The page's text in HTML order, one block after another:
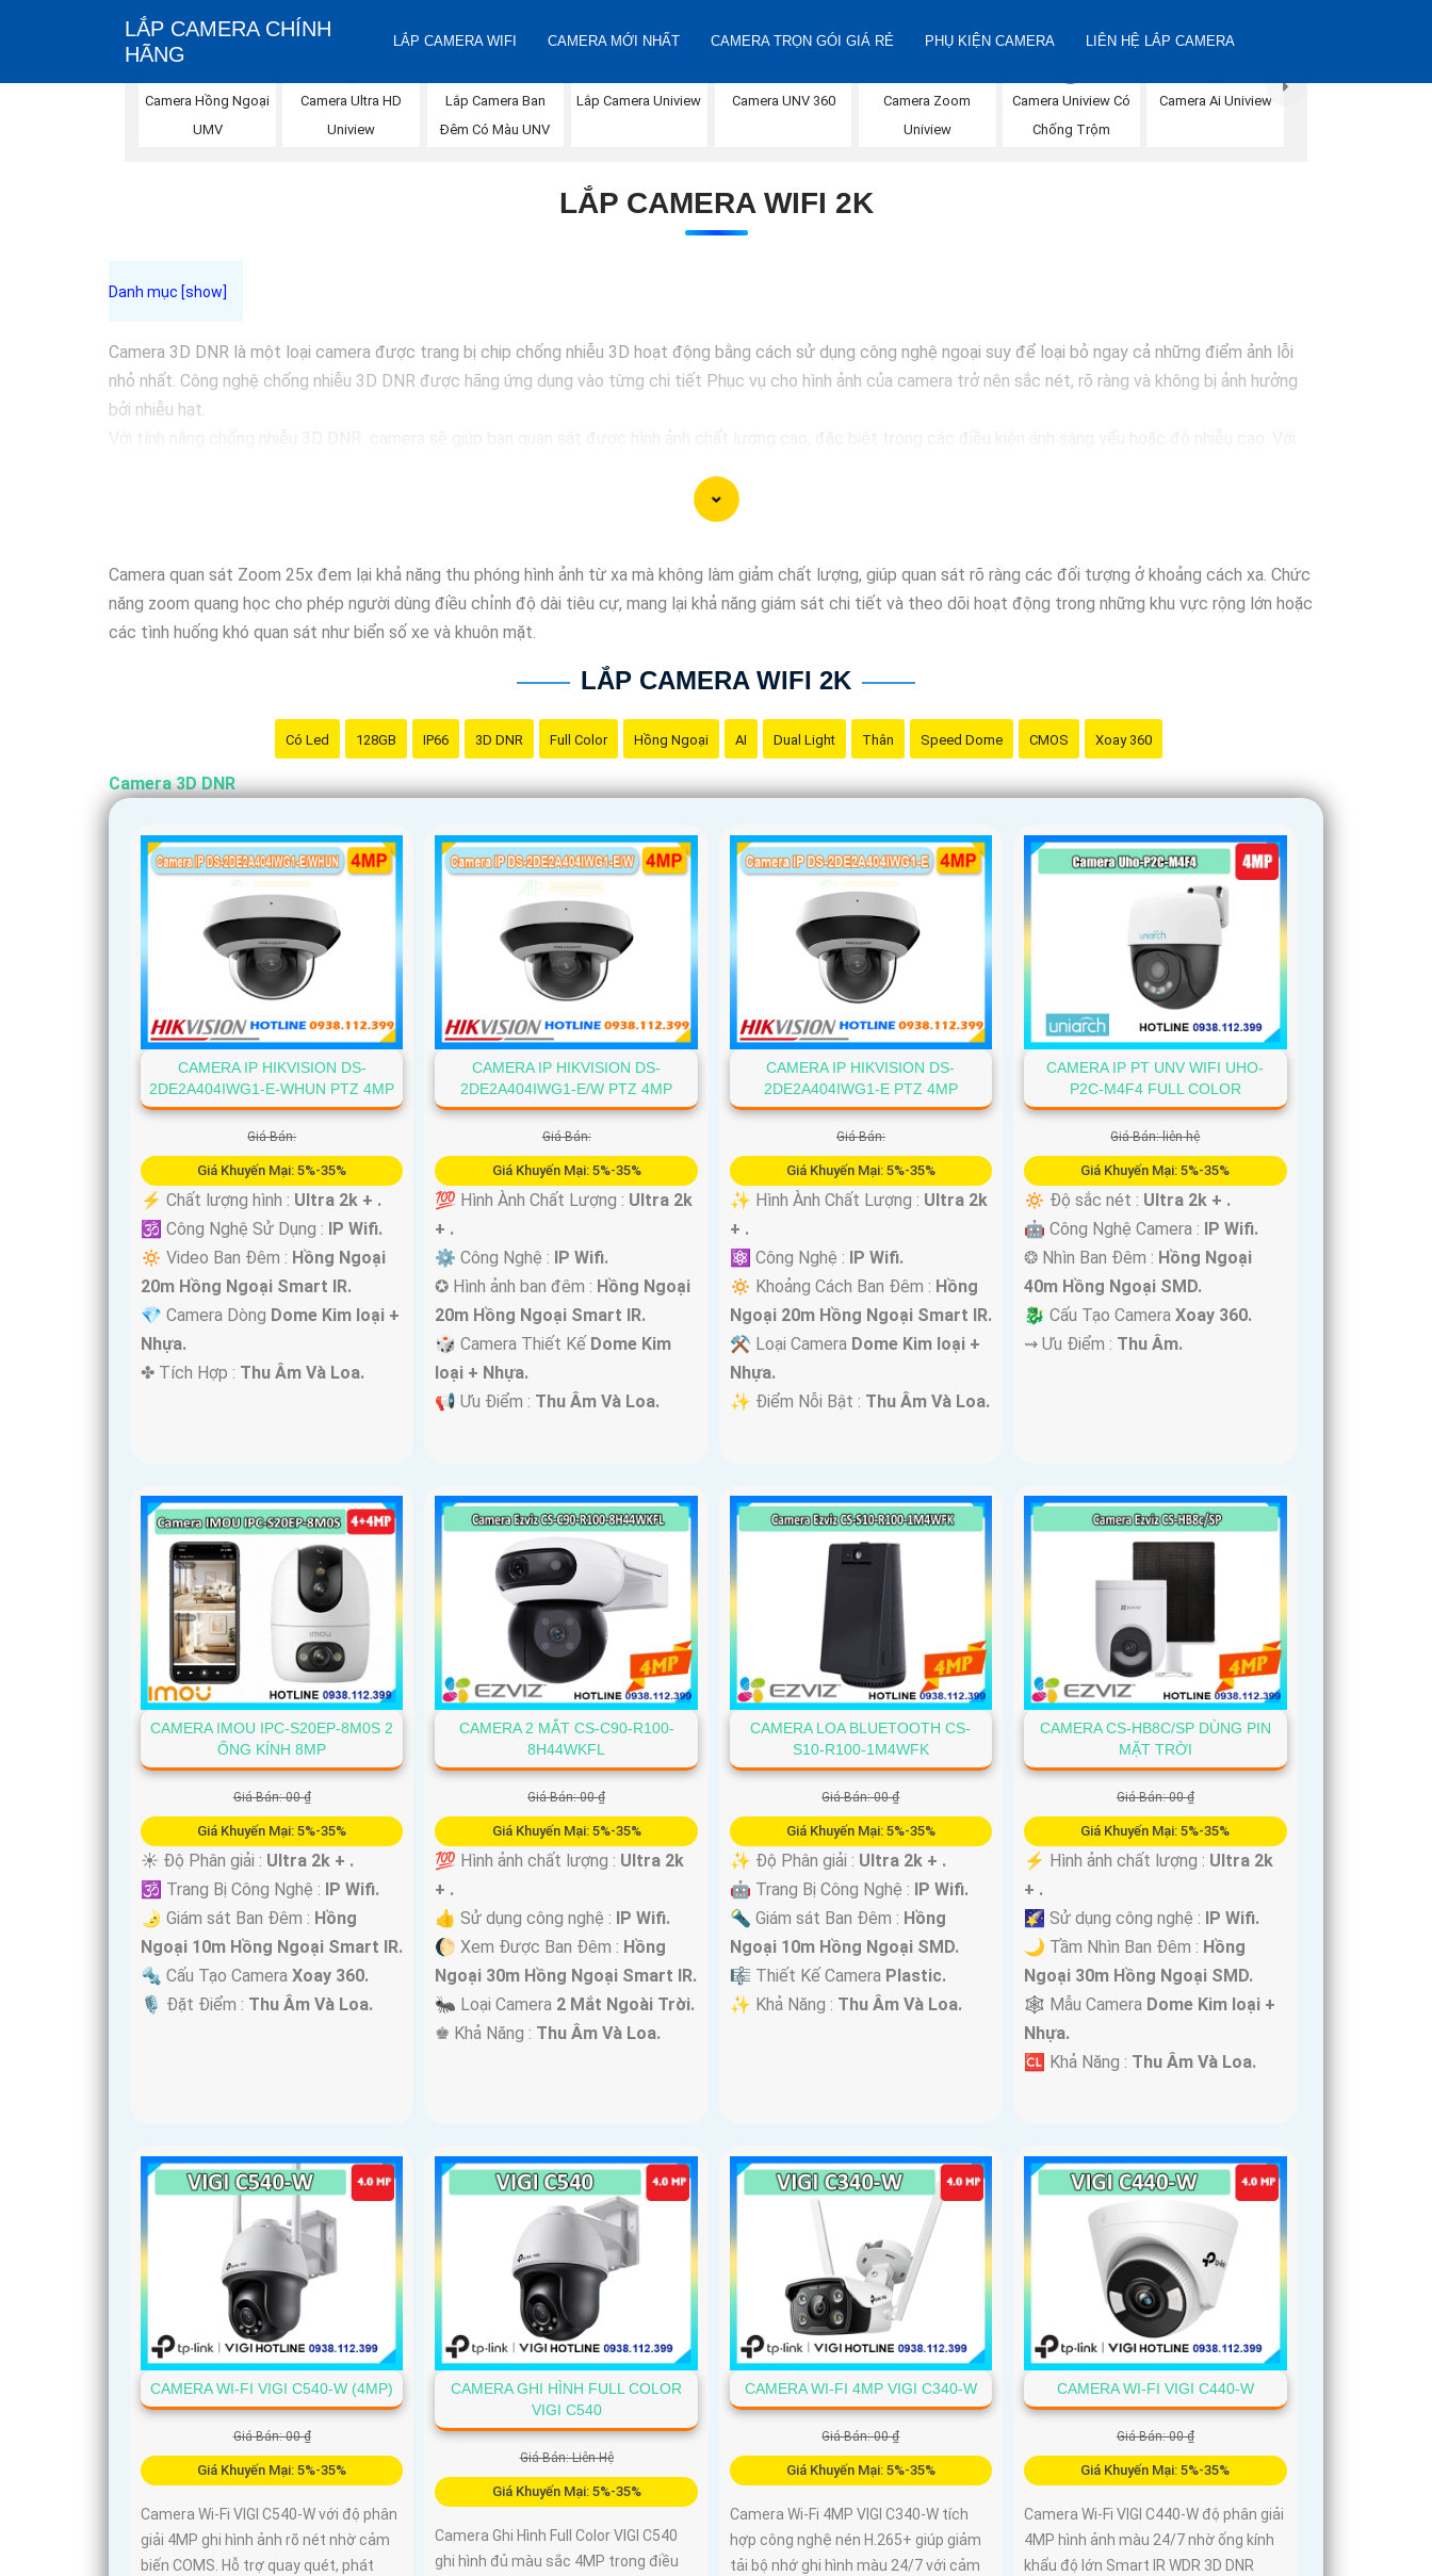
LẮP CAMERA CHÍNH
HÃNG
LẮP CAMERA WIFI CAMERA MỚI NHẤT CAMERA TRỌN GÓI GIÁ RẺ PHỤ KIỆN CAMERA LIÊN HỆ LẮP CAMERA
Camera Hồng Ngoại
UMV
Camera Ultra HD
Uniview
Lắp Camera Ban
Đêm Có Màu UNV
Lắp Camera Uniview Camera UNV 360
Camera Zoom
Uniview
Camera Uniview Có
Chống Trộm
Camera Ai Uniview
LẮP CAMERA WIFI 2K
Camera 3D DNR là một loại camera được trang bị chip chống nhiễu 3D hoạt động bằng cách sử dụng công nghệ ngoại suy để loại bỏ ngay cả những điểm ảnh lỗi
nhỏ nhất. Công nghệ chống nhiễu 3D DNR được hãng ứng dụng vào từng chi tiết Phục vụ cho hình ảnh của camera trở nên sắc nét, rõ ràng và không bị ảnh hưởng
bởi nhiễu hạt.
Camera quan sát Zoom 25x đem lại khả năng thu phóng hình ảnh từ xa mà không làm giảm chất lượng, giúp quan sát rõ ràng các đối tượng ở khoảng cách xa. Chức
năng zoom quang học cho phép người dùng điều chỉnh độ dài tiêu cự, mang lại khả năng giám sát chi tiết và theo dõi hoạt động trong những khu vực rộng lớn hoặc
các tình huống khó quan sát như biển số xe và khuôn mặt.
LẮP CAMERA WIFI 2K
Có Led 128GB IP66 3D DNR Full Color Hồng Ngoại AI Dual Light Thân Speed Dome CMOS Xoay 360
Camera 3D DNR
CAMERA IP HIKVISION DS-
2DE2A404IWG1-E-WHUN PTZ 4MP
Giá Bán:
Giá Khuyến Mại: 5%-35%
️⚡ Chất lượng hình : Ultra 2k + .
🕉️ Công Nghệ Sử Dụng :
IP Wifi.
🔅 Video Ban Đêm : Hồng Ngoại
20m Hồng Ngoại Smart IR.
💎 Camera Dòng Dome Kim loại +
Nhựa.
️✤ Tích Hợp : Thu Âm Và Loa.
CAMERA IP HIKVISION DS-
2DE2A404IWG1-E/W PTZ 4MP
Giá Bán:
Giá Khuyến Mại: 5%-35%
💯 Hình Ành Chất Lượng : Ultra 2k
+ .
⚙ Công Nghệ :
IP Wifi.
✪ Hình ảnh ban đêm : Hồng Ngoại
20m Hồng Ngoại Smart IR.
🎲 Camera Thiết Kế Dome Kim
loại + Nhựa.
️📢 Ưu Điểm : Thu Âm Và Loa.
CAMERA IP HIKVISION DS-
2DE2A404IWG1-E PTZ 4MP
Giá Bán:
Giá Khuyến Mại: 5%-35%
✨ Hình Ành Chất Lượng : Ultra 2k
+ .
⚛️ Công Nghệ :
IP Wifi.
🔅 Khoảng Cách Ban Đêm : Hồng
Ngoại 20m Hồng Ngoại Smart IR.
⚒ Loại Camera Dome Kim loại +
Nhựa.
️✨ Điểm Nỗi Bật : Thu Âm Và Loa.
CAMERA IP PT UNV WIFI UHO-
P2C-M4F4 FULL COLOR
Giá Bán: liên hệ
Giá Khuyến Mại: 5%-35%
🔅 Độ sắc nét : Ultra 2k + .
🤖️ Công Nghệ Camera : IP Wifi.
❂ Nhìn Ban Đêm : Hồng Ngoại
40m Hồng Ngoại SMD.
🐉️ Cấu Tạo CameraXoay 360.
️⇝ Ưu Điểm : Thu Âm.
CAMERA IMOU IPC-S20EP-8M0S 2
ỐNG KÍNH 8MP
Giá Bán: 00 ₫
Giá Khuyến Mại: 5%-35%
☀️ Độ Phân giải : Ultra 2k + .
🕉️ Trang Bị Công Nghệ : IP Wifi.
🌛 Giám sát Ban Đêm : Hồng
Ngoại 10m Hồng Ngoại Smart IR.
🔩 Cấu Tạo Camera Xoay 360.
️🎙 Đặt Điểm : Thu Âm Và Loa.
CAMERA 2 MẮT CS-C90-R100-
8H44WKFL
Giá Bán: 00 ₫
Giá Khuyến Mại: 5%-35%
💯 Hình ảnh chất lượng : Ultra 2k
+ .
👍 Sử dụng công nghệ : IP Wifi.
🌔 Xem Được Ban Đêm : Hồng
Ngoại 30m Hồng Ngoại Smart IR.
🐜 Loại Camera 2 Mắt Ngoài Trời.
️♚ Khả Năng : Thu Âm Và Loa.
CAMERA LOA BLUETOOTH CS-
S10-R100-1M4WFK
Giá Bán: 00 ₫
Giá Khuyến Mại: 5%-35%
✨ Độ Phân giải : Ultra 2k + .
🤖️ Trang Bị Công Nghệ : IP Wifi.
🔦 Giám sát Ban Đêm : Hồng
Ngoại 10m Hồng Ngoại SMD.
🎼️ Thiết Kế Camera Plastic.
️✨ Khả Năng : Thu Âm Và Loa.
CAMERA CS-HB8C/SP DÙNG PIN
MẶT TRỜI
Giá Bán: 00 ₫
Giá Khuyến Mại: 5%-35%
️⚡ Hình ảnh chất lượng : Ultra 2k
+ .
🌠 Sử dụng công nghệ : IP Wifi.
🌙 Tầm Nhìn Ban Đêm : Hồng
Ngoại 30m Hồng Ngoại SMD.
🕸️ Mẫu Camera Dome Kim loại +
Nhựa.
️🆑 Khả Năng : Thu Âm Và Loa.
CAMERA WI-FI VIGI C540-W (4MP)
Giá Bán: 00 ₫
Giá Khuyến Mại: 5%-35%
Camera Wi-Fi VIGI C540-W với độ phân
giải 4MP ghi hình ảnh rõ nét nhờ cảm
biến COMS. Hỗ trợ quay quét, phát
CAMERA GHI HÌNH FULL COLOR
VIGI C540
Giá Bán: Liên Hệ
Giá Khuyến Mại: 5%-35%
Camera Ghi Hình Full Color VIGI C540
ghi hình đủ màu sắc 4MP trong điều
CAMERA WI-FI 4MP VIGI C340-W
Giá Bán: 00 ₫
Giá Khuyến Mại: 5%-35%
Camera Wi-Fi 4MP VIGI C340-W tích
hợp công nghệ nén H.265+ giúp giảm
tải bộ nhớ ghi hình màu 24/7 với cảm
CAMERA WI-FI VIGI C440-W
Giá Bán: 00 ₫
Giá Khuyến Mại: 5%-35%
Camera Wi-Fi VIGI C440-W độ phân giải
4MP hình ảnh màu 24/7 nhờ ống kính
khẩu độ lớn Smart IR WDR 3D DNR